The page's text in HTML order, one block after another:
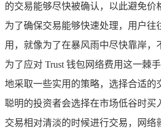
的交易能够尽快被确认，以此避免价
为了确保交易能够快速处理，用户往
用，就像为了在暴风雨中尽快靠岸，
为了应对 Trust 钱包网络费用这一棘
地采取一些实用的策略，选择合适的
聪明的投资者会选择在市场低谷时买
交易相对清淡的时候进行交易，网络